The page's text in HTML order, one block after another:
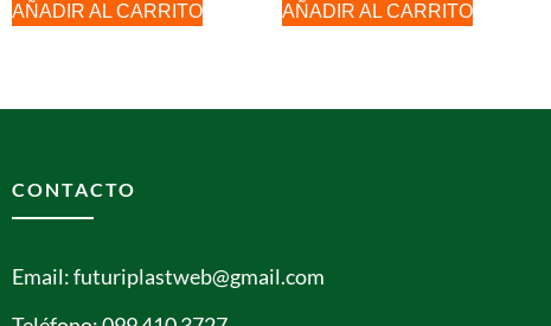
AÑADIR AL CARRITO AÑADIR AL CARRITO
CONTACTO
Email: futuriplastweb@gmail.com